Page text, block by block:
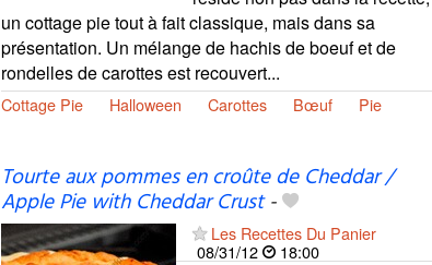
un cottage pie tout à fait classique, mais dans sa
présentation. Un mélange de hachis de boeuf et de
rondelles de carottes est recouvert...
Cottage Pie Halloween Carottes Bœuf Pie
Tourte aux pommes en croûte de Cheddar /
Apple Pie with Cheddar Crust-
Les Recettes Du Panier
08/31/12
18:00